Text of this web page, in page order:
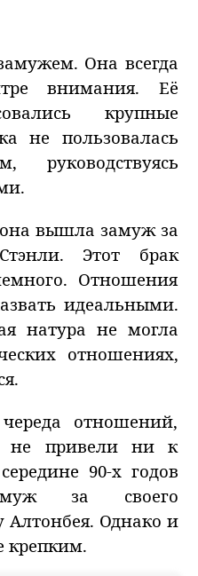
Она всегда
внимания. Её
крупные
не пользовалась
руководствуясь
она вышла замуж за
Этот брак
Отношения
идеальными.
натура не могла
отношениях,
отношений,
не привели ни к
90-х годов
за своего
Алтонбея. Однако и
крепким.